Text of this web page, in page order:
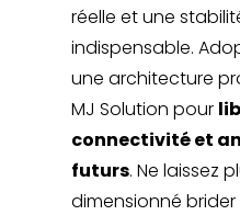
réelle et une
indispensable.
une architecture
MJ Solution pour
connectivité et
futurs. Ne laissez
dimensionné